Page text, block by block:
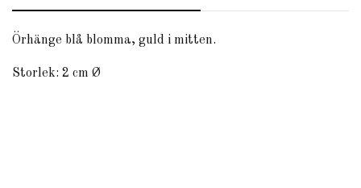
Örhänge blå blomma, guld i mitten.
Storlek: 2 cm Ø